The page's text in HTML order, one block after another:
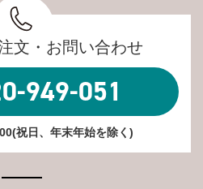
文・お問い合わせ
949-051
祝日、年末年始を除く)